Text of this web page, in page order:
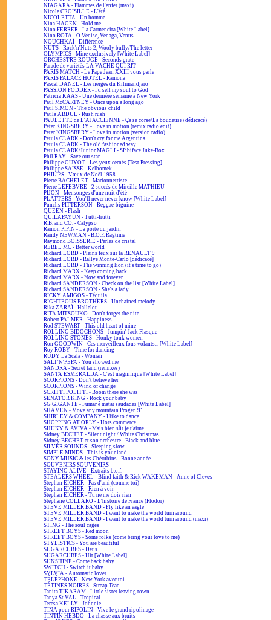
NIAGARA - Flammes de l'enfer (maxi)
Nicole CROISILLE - L'été
NICOLETTA - Un homme
Nina HAGEN - Hold me
Nino FERRER - La Carmencita [White Label]
Nino ROTA - O Venise, Venaga, Venus
NOUCHKAÏ - Différence
NUTS - Rock'n'Nuts 2, Wooly bully/The letter
OLYMPICS - Mine exclusively [White Label]
ORCHESTRE ROUGE - Seconds grate
Parade de variétés LA VACHE QUI RIT
PARIS MATCH - Le Pape Jean XXIII vous parle
PARIS PALACE HOTEL - Ramona
Pascal DANEL - Les neiges du Kilimandjaro
PASSION FODDER - I'd sell my soul to God
Patricia KAAS - Une dernière semaine à New York
Paul McCARTNEY - Once upon a long ago
Paul SIMON - The obvious child
Paula ABDUL - Rush rush
PAULETTE de L'AJACCIENNE - Ça se corse/La boudeuse (dédicacé)
Peter KINGSBERY - Love in motion (remix radio edit)
Peter KINGSBERY - Love in motion (version radio)
Petula CLARK - Don't cry for me Argentina
Petula CLARK - The old fashioned way
Petula CLARK/Junior MAGLI - SP biface Juke-Box
Phil RAY - Save our star
Philippe GUYOT - Les yeux cernés [Test Pressing]
Philippe SAISSE - Kelbomek
PHILIPS - Vœux de Noël 1958
Pierre BACHELET - Marionnettiste
Pierre LEFEBVRE - 2 succès de Mireille MATHIEU
PIJON - Mensonges d'une nuit d'été
PLATTERS - You'll never never know [White Label]
Punchs PITTERSON - Reggae-biguine
QUEEN - Flash
QUILAPAYUN - Tutti-frutti
R.B. and CO. - Calypso
Ramon PIPIN - La porte du jardin
Randy NEWMAN - B.O.F. Ragtime
Raymond BOISSERIE - Perles de cristal
REBEL MC - Better world
Richard LORD - Pleins feux sur la RENAULT 9
Richard LORD - Rallye Monte-Carlo [dédicacé]
Richard LORD - The winning lion (it's time to go)
Richard MARX - Keep coming back
Richard MARX - Now and forever
Richard SANDERSON - Check on the list [White Label]
Richard SANDERSON - She's a lady
RICKY AMIGOS - Téquila
RIGHTEOUS BROTHERS - Unchained melody
Rika ZARAÏ - Hallelou
RITA MITSOUKO - Don't forget the nite
Robert PALMER - Happiness
Rod STEWART - This old heart of mine
ROLLING BIDOCHONS - Jumpin' Jack Flasque
ROLLING STONES - Honky tonk women
Ron GOODWIN - Ces merveilleux fous volants... [White Label]
Roy ROBY - Time for dancing
RUDY La Scala - Woman
SALT'N'PEPA - You showed me
SANDRA - Secret land (remixes)
SANTA ESMERALDA - C'est magnifique [White Label]
SCORPIONS - Don't believe her
SCORPIONS - Wind of change
SCRITTI POLITTI - Boom there she was
SENATOR KING - Rock your baby
SG GIGANTE - Fumar é matar saudades [White Label]
SHAMEN - Move any mountain Progen 91
SHIRLEY & COMPANY - I like to dance
SHOPPING AT ORLY - Hors commerce
SHUKY & AVIVA - Mais bien sûr je t'aime
Sidney BECHET - Silent night / White Christmas
Sidney BECHET et son orchestre - Black and blue
SILVER SOUNDS - Sleeping slow
SIMPLE MINDS - This is your land
SONY MUSIC & les Chérubins - Bonne année
SOUVENIRS SOUVENIRS
STAYING ALIVE - Extraits b.o.f.
STEALERS WHEEL - Blind faith & Rick WAKEMAN - Anne of Cleves
Stephan EICHER - Pas d'ami (comme toi)
Stephan EICHER - Rien à voir
Stephan EICHER - Tu ne me dois rien
Stéphane COLLARO - L'histoire de France (Flodor)
STEVE MILLER BAND - Fly like an eagle
STEVE MILLER BAND - I want to make the world turn around
STEVE MILLER BAND - I want to make the world turn around (maxi)
STING - The soul cages
STREET BOYS - Red moon
STREET BOYS - Some folks (come bring your love to me)
STYLISTICS - You are beautiful
SUGARCUBES - Deus
SUGARCUBES - Hit [White Label]
SUNSHINE - Come back baby
SWITCH - Switch it baby
SYLVIA - Automatic lover
TÉLÉPHONE - New York avec toi
TÉTINES NOIRES - Streap Teac
Tanita TIKARAM - Little sister leaving town
Tanya St VAL - Tropical
Teresa KELLY - Johnnie
TINA pour RIPOLIN - Vive le grand ripolinage
TINTIN HEBDO - La chasse aux bruits